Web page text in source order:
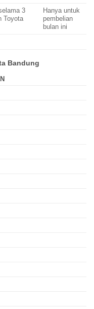
3
Toyota
Hanya untuk
pembelian
bulan ini
Bandung